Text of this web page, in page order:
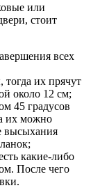
или
стоит
всех
их прячут
около 12 см;
45 градусов
их можно
высыхания
какие-либо
После чего